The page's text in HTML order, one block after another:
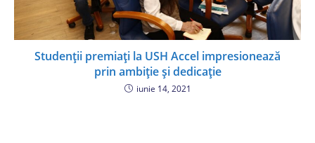
Studenții premiați la USH Accel impresionează
prin ambiție și dedicație
iunie 14, 2021